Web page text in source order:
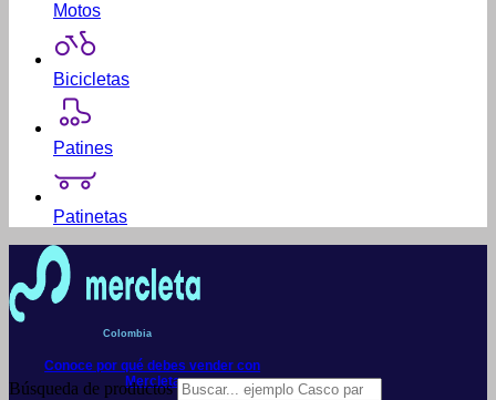
Motos
Bicicletas
Patines
Patinetas
Colombia
Conoce por qué debes vender con
Mercleta
Búsqueda de productos